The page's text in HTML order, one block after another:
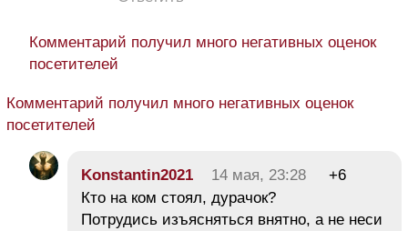
Комментарий получил много негативных оценок
посетителей
Комментарий получил много негативных оценок
посетителей
Konstantin2021 14 мая, 23:28
+6
Кто на ком стоял, дурачок?
Потрудись изъясняться внятно, а не неси